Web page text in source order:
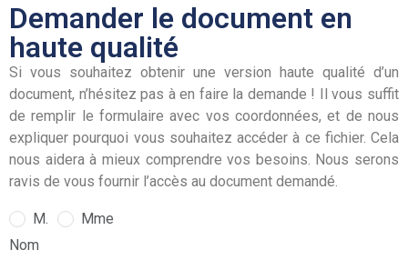
Demander le document en
haute qualité
Si vous souhaitez obtenir une version haute qualité d’un
document, n’hésitez pas à en faire la demande ! Il vous suffit
de remplir le formulaire avec vos coordonnées, et de nous
expliquer pourquoi vous souhaitez accéder à ce fichier. Cela
nous aidera à mieux comprendre vos besoins. Nous serons
ravis de vous fournir l’accès au document demandé.
M.
Mme
Nom